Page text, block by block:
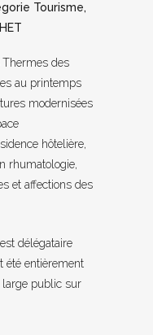
Tourisme,
des
au printemps
modernisées
hôtelière,
rhumatologie,
et affections des
délégataire
été entièrement
public sur